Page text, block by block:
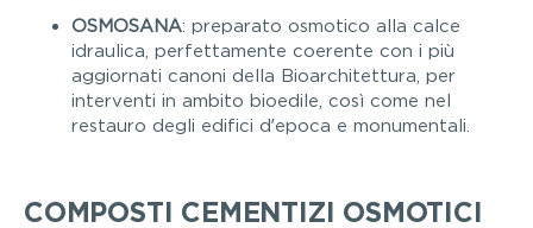
OSMOSANA: preparato osmotico alla calce
idraulica, perfettamente coerente con i più
aggiornati canoni della Bioarchitettura, per
interventi in ambito bioedile, così come nel
restauro degli edifici d’epoca e monumentali.
COMPOSTI CEMENTIZI OSMOTICI